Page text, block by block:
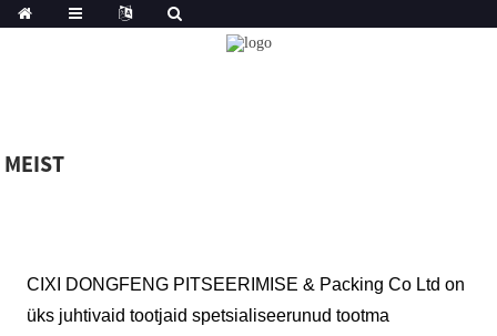
MEIST
CIXI DONGFENG PITSEERIMISE & Packing Co Ltd on
üks juhtivaid tootjaid spetsialiseerunud tootma